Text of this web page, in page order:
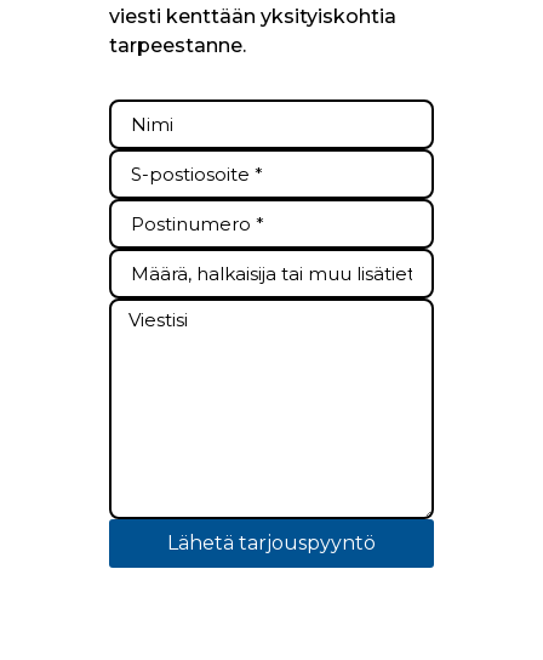
viesti kenttään yksityiskohtia
tarpeestanne.
Lähetä tarjouspyyntö